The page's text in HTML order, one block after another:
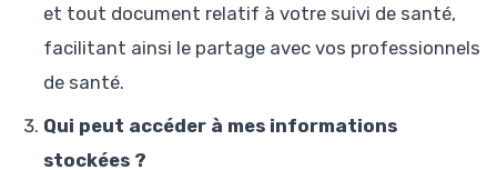
et tout document relatif à votre suivi de santé,
facilitant ainsi le partage avec vos professionnels
de santé.
Qui peut accéder à mes informations
stockées ?